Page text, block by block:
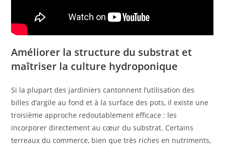
Améliorer la structure du substrat et
maîtriser la culture hydroponique
Si la plupart des jardiniers cantonnent l’utilisation des
billes d’argile au fond et à la surface des pots, il existe une
troisième approche redoutablement efficace : les
incorporer directement au cœur du substrat. Certains
terreaux du commerce, bien que très riches en nutriments,